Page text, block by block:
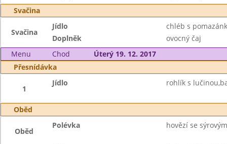
Svačina
Svačina
Jídlo
chléb s
Doplněk
ovocný čaj
Menu
Chod
Úterý 19. 12. 2017
Přesnídávka
1
Jídlo rohlík s
Oběd
Oběd
Polévka hovězí se